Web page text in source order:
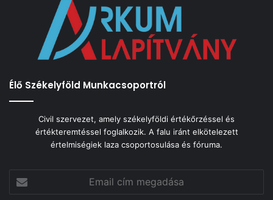
Élő Székelyföld Munkacsoportról
Civil szervezet, amely székelyföldi értékőrzéssel és
értékteremtéssel foglalkozik. A falu iránt elkötelezett
értelmiségiek laza csoportosulása és fóruma.
cím